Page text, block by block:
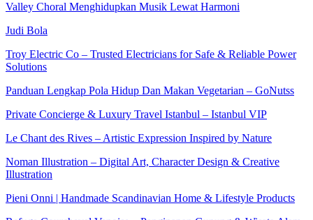
Valley Choral Menghidupkan Musik Lewat Harmoni
Judi Bola
Troy Electric Co – Trusted Electricians for Safe & Reliable Power
Solutions
Panduan Lengkap Pola Hidup Dan Makan Vegetarian – GoNutss
Private Concierge & Luxury Travel Istanbul – Istanbul VIP
Le Chant des Rives – Artistic Expression Inspired by Nature
Noman Illustration – Digital Art, Character Design & Creative
Illustration
Pieni Onni | Handmade Scandinavian Home & Lifestyle Products